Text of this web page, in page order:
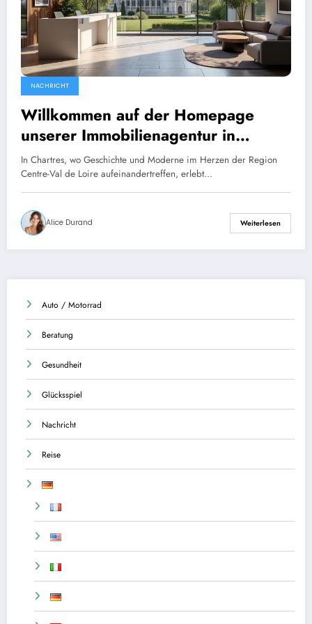
NACHRICHT
Willkommen auf der Homepage
unserer Immobilienagentur in
Chartres.
In Chartres, wo Geschichte und Moderne im Herzen der Region
Centre-Val de Loire aufeinandertreffen, erlebt…
Alice Durand Weiterlesen
Auto / Motorrad
Beratung
Gesundheit
Glücksspiel
Nachricht
Reise